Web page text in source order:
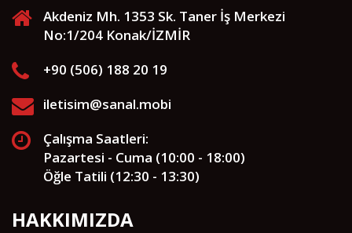
Akdeniz Mh. 1353 Sk. Taner İş Merkezi
No:1/204 Konak/İZMİR
+90 (506) 188 20 19
iletisim@sanal.mobi
Çalışma Saatleri:
Pazartesi - Cuma (10:00 - 18:00)
Öğle Tatili (12:30 - 13:30)
HAKKIMIZDA